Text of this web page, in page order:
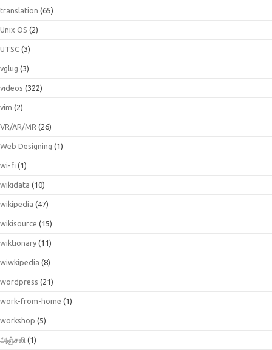
translation (65)
Unix OS (2)
UTSC (3)
vglug (3)
videos (322)
vim (2)
VR/AR/MR (26)
Web Designing (1)
wi-fi (1)
wikidata (10)
wikipedia (47)
wikisource (15)
wiktionary (11)
wiwkipedia (8)
wordpress (21)
work-from-home (1)
workshop (5)
அஞ்சலி (1)